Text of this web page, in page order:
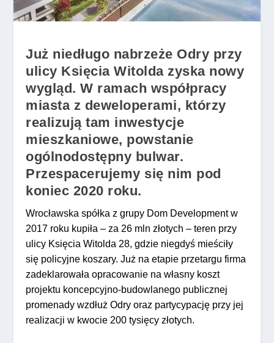
Już niedługo nabrzeże Odry przy
ulicy Księcia Witolda zyska nowy
wygląd. W ramach współpracy
miasta z deweloperami, którzy
realizują tam inwestycje
mieszkaniowe, powstanie
ogólnodostępny bulwar.
Przespacerujemy się nim pod
koniec 2020 roku.
Wrocławska spółka z grupy Dom Development w
2017 roku kupiła – za 26 mln złotych – teren przy
ulicy Księcia Witolda 28, gdzie niegdyś mieściły
się policyjne koszary. Już na etapie przetargu firma
zadeklarowała opracowanie na własny koszt
projektu koncepcyjno-budowlanego publicznej
promenady wzdłuż Odry oraz partycypację przy jej
realizacji w kwocie 200 tysięcy złotych.